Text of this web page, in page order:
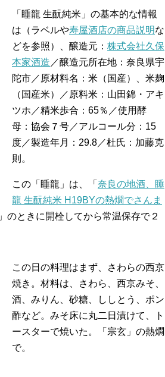
「睡龍 生酛純米」の基本的な情報
は（ラベルや寿屋酒店の商品説明な
どを参照）、醸造元： 株式会社久保
本家酒造 ／醸造元所在地：奈良県宇
陀市／原材料名：米（国産）、米麹
（国産米）／原料米：山田錦・アキ
ツホ／精米歩合：65％／使用酵
母：協会７号／アルコール分：15
度／製造年月：29.8／杜氏：加藤克
則。
この「睡龍」は、「 奈良の地酒、睡
龍 生酛純米 H19BYの熱燗でさんま
」のときに開栓してから常温保存で２
この日の料理はまず、さわらの西京
焼き。材料は、さわら、西京みそ、
酒、みりん、砂糖、ししとう、ポン
酢など。みそ床に丸二日漬けて、ト
ースターで焼いた。「宗玄」の熱燗
で。